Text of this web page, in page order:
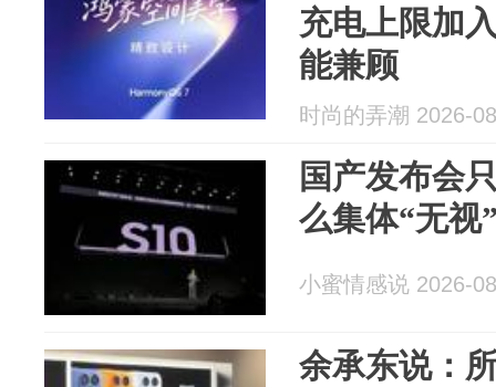
充电上限加
能兼顾
时尚的弄潮 2026-
国产发布会
么集体“无视
小蜜情感说 2026-
余承东说：